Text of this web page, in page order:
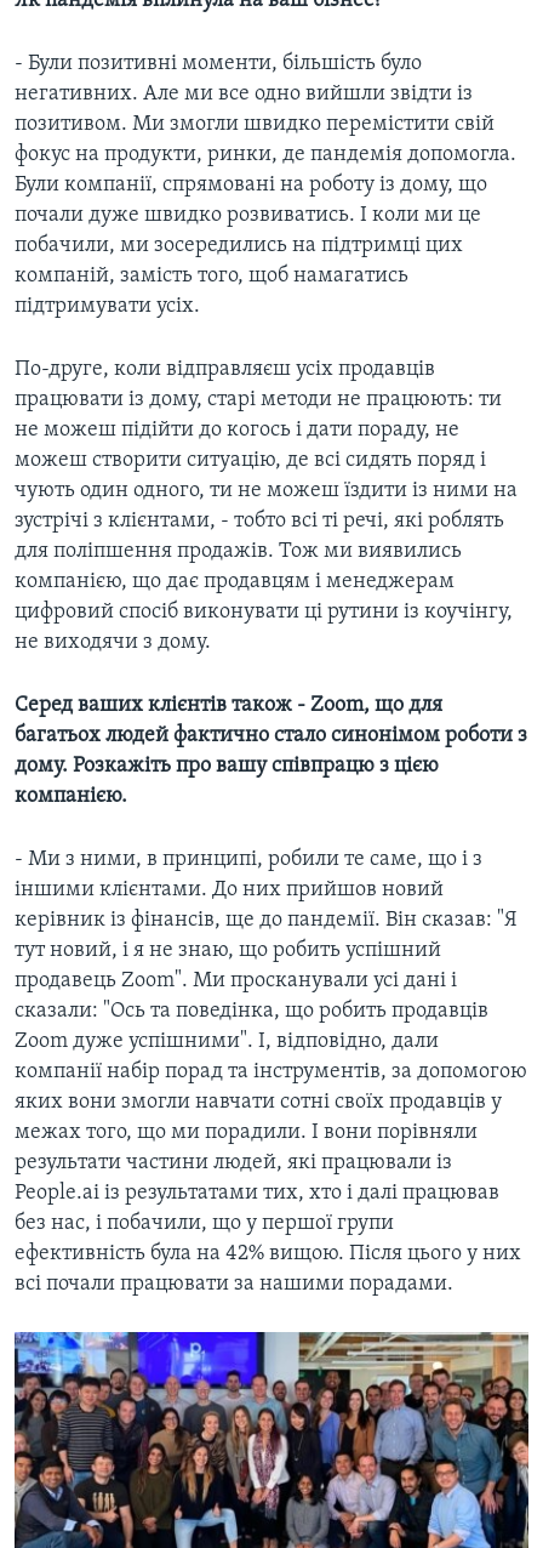
- Були позитивні моменти, більшість було
негативних. Але ми все одно вийшли звідти із
позитивом. Ми змогли швидко перемістити свій
фокус на продукти, ринки, де пандемія допомогла.
Були компанії, спрямовані на роботу із дому, що
почали дуже швидко розвиватись. І коли ми це
побачили, ми зосередились на підтримці цих
компаній, замість того, щоб намагатись
підтримувати усіх.
По-друге, коли відправляєш усіх продавців
працювати із дому, старі методи не працюють: ти
не можеш підійти до когось і дати пораду, не
можеш створити ситуацію, де всі сидять поряд і
чують один одного, ти не можеш їздити із ними на
зустрічі з клієнтами, - тобто всі ті речі, які роблять
для поліпшення продажів. Тож ми виявились
компанією, що дає продавцям і менеджерам
цифровий спосіб виконувати ці рутини із коучінгу,
не виходячи з дому.
Серед ваших клієнтів також - Zoom, що для
багатьох людей фактично стало синонімом роботи з
дому. Розкажіть про вашу співпрацю з цією
компанією.
- Ми з ними, в принципі, робили те саме, що і з
іншими клієнтами. До них прийшов новий
керівник із фінансів, ще до пандемії. Він сказав: "Я
тут новий, і я не знаю, що робить успішний
продавець Zoom". Ми просканували усі дані і
сказали: "Ось та поведінка, що робить продавців
Zoom дуже успішними". І, відповідно, дали
компанії набір порад та інструментів, за допомогою
яких вони змогли навчати сотні своїх продавців у
межах того, що ми порадили. І вони порівняли
результати частини людей, які працювали із
People.ai із результатами тих, хто і далі працював
без нас, і побачили, що у першої групи
ефективність була на 42% вищою. Після цього у них
всі почали працювати за нашими порадами.